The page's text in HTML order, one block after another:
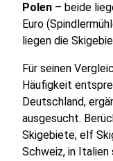
Polen – beide
Euro
liegen die
Für seinen
Häufigkeit
Deutschland,
ausgesucht.
Skigebiete, elf
Schweiz, in Italien